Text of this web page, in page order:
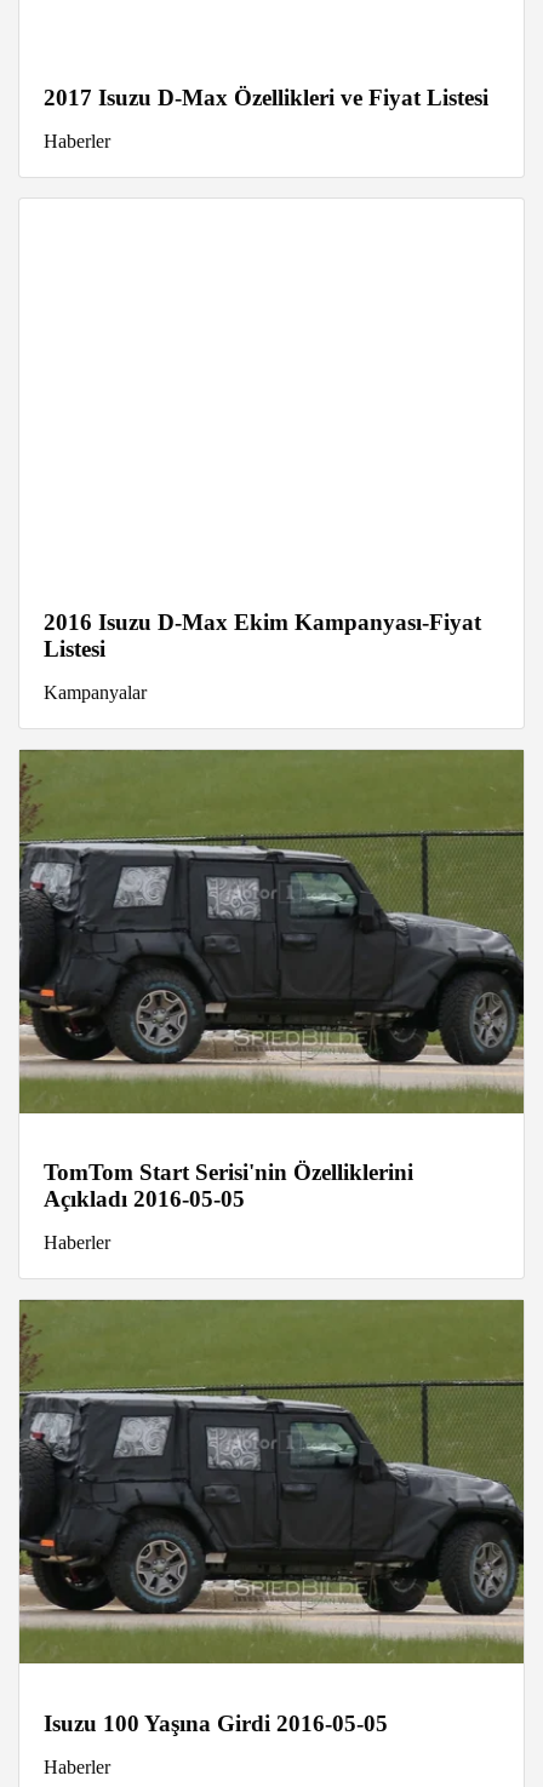
2017 Isuzu D-Max Özellikleri ve Fiyat Listesi
Haberler
2016 Isuzu D-Max Ekim Kampanyası-Fiyat
Listesi
Kampanyalar
TomTom Start Serisi'nin Özelliklerini
Açıkladı 2016-05-05
Haberler
Isuzu 100 Yaşına Girdi 2016-05-05
Haberler